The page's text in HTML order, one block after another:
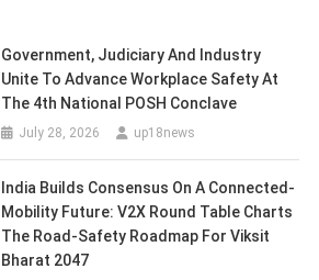
Government, Judiciary And Industry
Unite To Advance Workplace Safety At
The 4th National POSH Conclave
July 28, 2026 up18news
India Builds Consensus On A Connected-
Mobility Future: V2X Round Table Charts
The Road-Safety Roadmap For Viksit
Bharat 2047